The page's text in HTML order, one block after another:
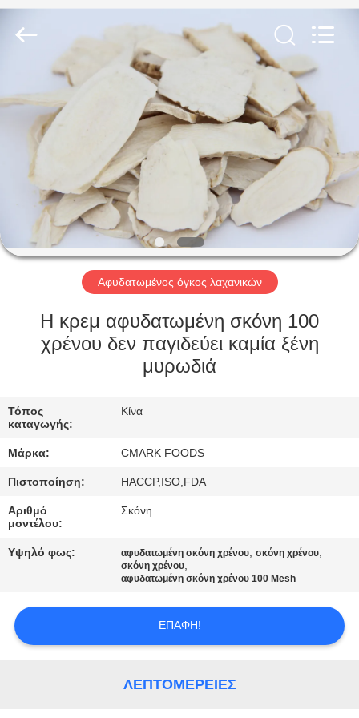
ΑΡΧΙΚΉ
ΣΕΛΊΔΑ
ΠΡΟΪΌΝΤΑ
ΣΧΕΤΙΚΆ
ΜΕ
ΕΜΆΣ
ΕΠΙΣΚΈΨΕΙΣ
ΣΤΟ
ΈΛΕΓΧΟΣ
ΠΟΙΌΤΗΤΑΣ
ΕΠΙΚΟΙΝΩΝΉΣΤΕ
ΜΑΖΊ
ΜΑΣ
ΥΠΟΘΈΣΕΙΣ
MARK
TRADING
CO.,LTD..
Αφυδατωμένος όγκος λαχανικών
Η κρεμ αφυδατωμένη σκόνη 100
χρένου δεν παγιδεύει καμία ξένη
μυρωδιά
Τόπος
καταγωγής:
Κίνα
Μάρκα: CMARK FOODS
Πιστοποίηση: HACCP,ISO,FDA
Αριθμό
μοντέλου:
Σκόνη
Υψηλό φως: αφυδατωμένη σκόνη χρένου,σκόνη χρένου,
σκόνη χρένου,
αφυδατωμένη σκόνη χρένου 100 Mesh
ΕΠΑΦΉ!
ΛΕΠΤΟΜΈΡΕΙΕΣ